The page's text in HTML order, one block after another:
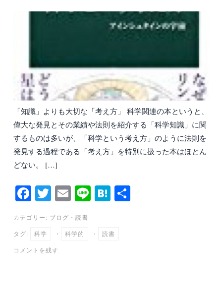
「知識」よりも大切な「考え方」 科学関連の本というと、
偉大な発見とその業績や法則を紹介する「科学知識」に関
するものは多いが、「科学という考え方」のように法則を
発見する過程である「考え方」を特別に扱った本はほとん
どない。 […]
Fa
ce
bo
ok
T
wi
tte
E
m
ail
Li H
a
カテゴリー: ブログ ・ 読書
タグ: 科学 ・ 科学的 ・ 読書
コメントを残す